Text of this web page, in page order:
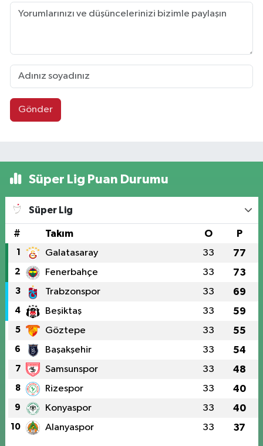
Gönder
Süper Lig Puan Durumu
Süper Lig
# Takım O P
1 Galatasaray 33 77
2 Fenerbahçe 33 73
3 Trabzonspor 33 69
4 Beşiktaş 33 59
5 Göztepe 33 55
6 Başakşehir 33 54
7 Samsunspor 33 48
8 Rizespor 33 40
9 Konyaspor 33 40
10 Alanyaspor 33 37